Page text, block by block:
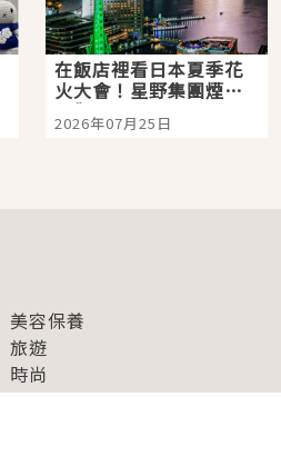
在飯店裡看日本夏季花
火大會！星野集團煙火
景觀飯店6選，讓你不用
人擠人悠閒欣賞
2026年07月25日
美容保養
旅遊
時尚
購物